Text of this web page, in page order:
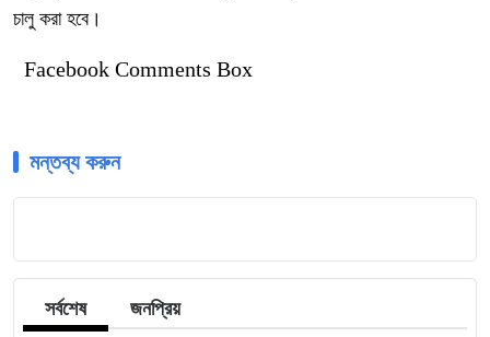
চালু করা হবে।
Facebook Comments Box
মন্তব্য করুন
সর্বশেষ জনপ্রিয়